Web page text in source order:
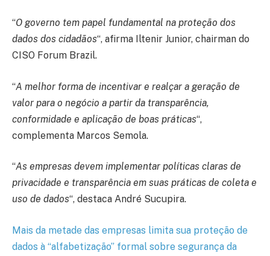
“O governo tem papel fundamental na proteção dos
dados dos cidadãos“, afirma Iltenir Junior, chairman do
CISO Forum Brazil.
“A melhor forma de incentivar e realçar a geração de
valor para o negócio a partir da transparência,
conformidade e aplicação de boas práticas“,
complementa Marcos Semola.
“As empresas devem implementar políticas claras de
privacidade e transparência em suas práticas de coleta e
uso de dados“, destaca André Sucupira.
Mais da metade das empresas limita sua proteção de
dados à “alfabetização” formal sobre segurança da